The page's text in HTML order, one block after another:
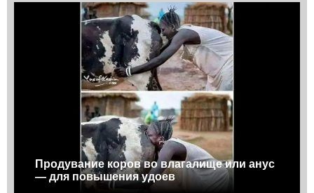
Продувание коров во влагалище или анус
— для повышения удоев